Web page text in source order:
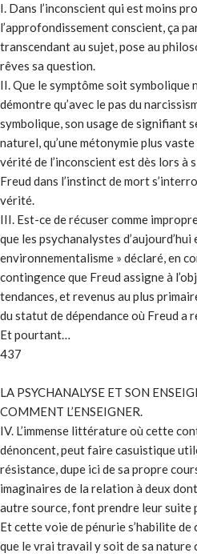
I. Dans l’inconscient qui est moins
l’approfondissement conscient, ça
transcendant au sujet, pose au
rêves sa question.
II. Que le symptôme soit symbolique
démontre qu’avec le pas du
symbolique, son usage de signifiant
naturel, qu’une métonymie plus
vérité de l’inconscient est dès lors à
Freud dans l’instinct de mort
vérité.
III. Est-ce de récuser comme
que les psychanalystes d’aujourd’hui
environnementalisme » déclaré, en
contingence que Freud assigne à
tendances, et revenus au plus
du statut de dépendance où Freud a
Et pourtant…
437
LA PSYCHANALYSE ET SON
COMMENT L’ENSEIGNER.
IV. L’immense littérature où cette
dénoncent, peut faire casuistique
résistance, dupe ici de sa propre
imaginaires de la relation à deux
autre source, font prendre leur suite
Et cette voie de pénurie s’habilite de
que le vrai travail y soit de sa nature